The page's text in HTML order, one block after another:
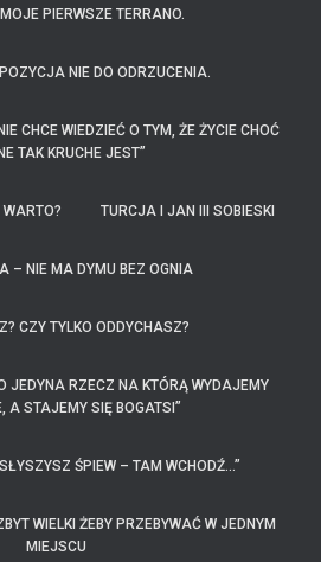
PIERWSZE TERRANO.
NIE DO ODRZUCENIA.
CHCE WIEDZIEĆ O TYM, ŻE ŻYCIE CHOĆ
TAK KRUCHE JEST”
TURCJA I JAN III SOBIESKI
– NIE MA DYMU BEZ OGNIA
CZY TYLKO ODDYCHASZ?
JEDYNA RZECZ NA KTÓRĄ WYDAJEMY
A STAJEMY SIĘ BOGATSI”
ŚPIEW – TAM WCHODŹ…”
WIELKI ŻEBY PRZEBYWAĆ W JEDNYM
MIEJSCU